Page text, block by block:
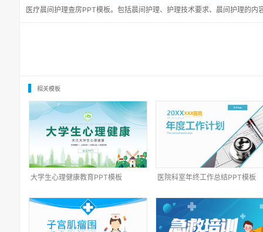
医疗晨间护理查房PPT模板。包括晨间护理、护理技术要求、晨间护理的内
相关模板
大学生心理健康教育PPT模板 医院科室年终工作总结PPT模板